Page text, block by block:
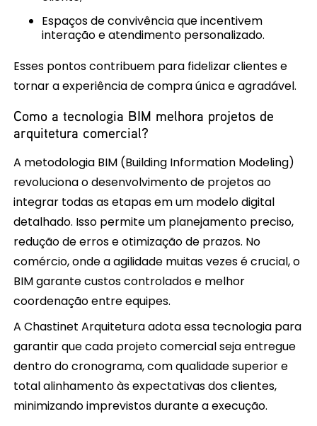
Espaços de convivência que incentivem
interação e atendimento personalizado.
Esses pontos contribuem para fidelizar clientes e
tornar a experiência de compra única e agradável.
Como a tecnologia BIM melhora projetos de
arquitetura comercial?
A metodologia BIM (Building Information Modeling)
revoluciona o desenvolvimento de projetos ao
integrar todas as etapas em um modelo digital
detalhado. Isso permite um planejamento preciso,
redução de erros e otimização de prazos. No
comércio, onde a agilidade muitas vezes é crucial, o
BIM garante custos controlados e melhor
coordenação entre equipes.
A Chastinet Arquitetura adota essa tecnologia para
garantir que cada projeto comercial seja entregue
dentro do cronograma, com qualidade superior e
total alinhamento às expectativas dos clientes,
minimizando imprevistos durante a execução.